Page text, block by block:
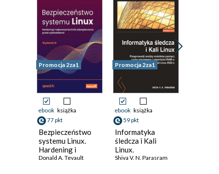
Promocja 2za1
ebook książka
77 pkt
Bezpieczeństwo
systemu Linux.
Hardening i
najnowsze techniki
Donald A. Tevault
Promocja 2za1
ebook książka
59 pkt
Informatyka
śledcza i Kali
Linux.
Przeprowadź
Shiva V. N. Parasram